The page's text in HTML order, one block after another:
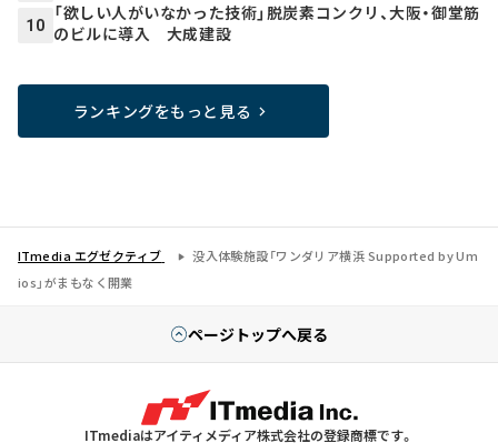
10
「欲しい人がいなかった技術」脱炭素コンクリ、大阪・御堂筋
のビルに導入 大成建設
ランキングをもっと見る
ITmedia エグゼクティブ
没入体験施設「ワンダリア横浜 Supported by Um
ios」がまもなく開業
ページトップへ戻る
ITmediaはアイティメディア株式会社の登録商標です。